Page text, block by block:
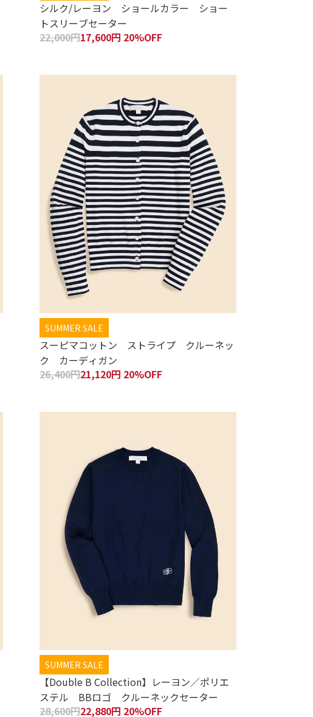
シルク/レーヨン ショールカラー ショー
トスリーブセーター
22,000円17,600円 20%OFF
SUMMER SALE
スーピマコットン ストライプ クルーネッ
ク カーディガン
26,400円21,120円 20%OFF
SUMMER SALE
【Double B Collection】レーヨン／ポリエ
ステル BBロゴ クルーネックセーター
28,600円22,880円 20%OFF